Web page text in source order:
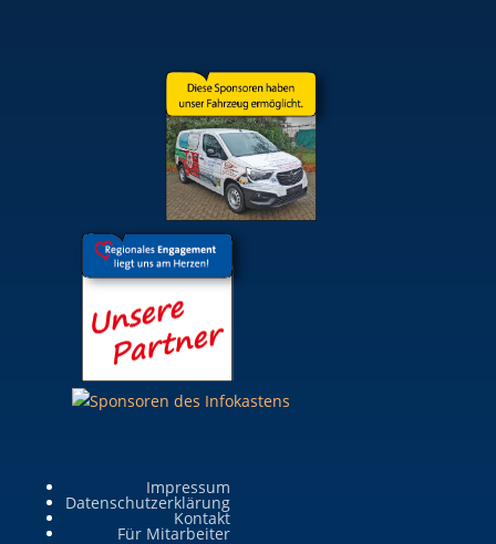
Impressum
Datenschutzerklärung
Kontakt
Für Mitarbeiter